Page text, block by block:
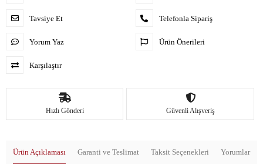
Tavsiye Et
Yorum Yaz
Karşılaştır
Telefonla Sipariş
Ürün Önerileri
Hızlı Gönderi Güvenli Alışveriş
Ürün Açıklaması Garanti ve Teslimat Taksit Seçenekleri Yorumlar